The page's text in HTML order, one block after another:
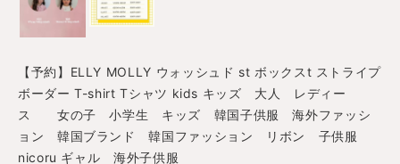
【予約】ELLY MOLLY ウォッシュド st ボックスt ストライプ
ボーダー T-shirt Tシャツ kids キッズ 大人 レディー
ス 女の子 小学生 キッズ 韓国子供服 海外ファッシ
ョン 韓国ブランド 韓国ファッション リボン 子供服
nicoru ギャル 海外子供服